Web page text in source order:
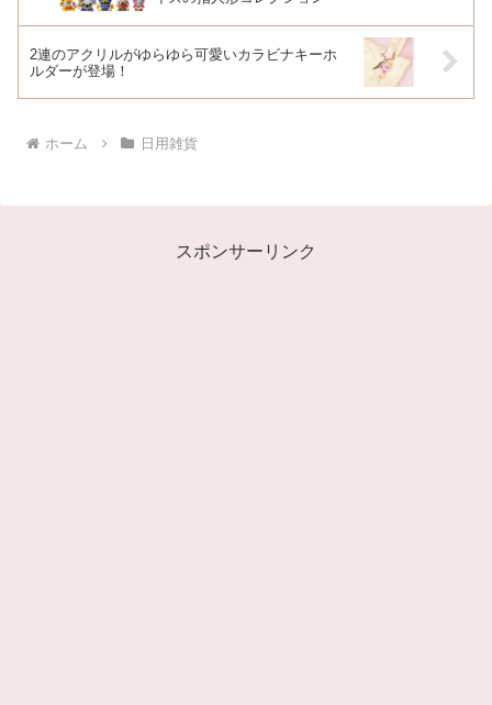
2連のアクリルがゆらゆら可愛いカラビナキーホ
ルダーが登場！
ホーム 日用雑貨
スポンサーリンク